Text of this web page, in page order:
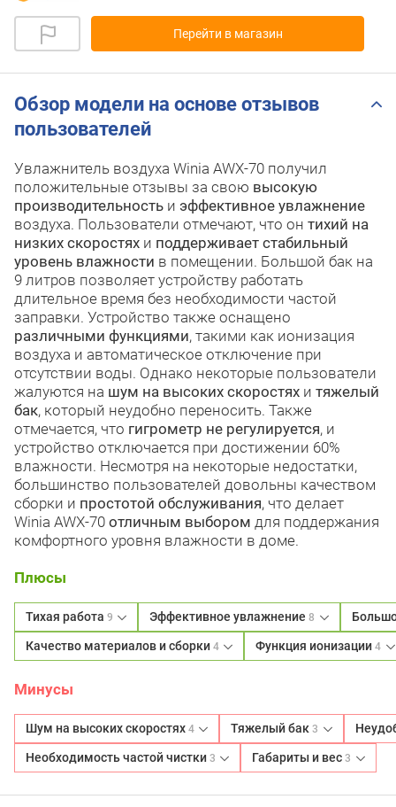
Перейти в магазин
Обзор модели на основе отзывов
пользователей
Увлажнитель воздуха Winia AWX-70 получил
положительные отзывы за свою высокую
производительность и эффективное увлажнение
воздуха. Пользователи отмечают, что он тихий на
низких скоростях и поддерживает стабильный
уровень влажности в помещении. Большой бак на
9 литров позволяет устройству работать
длительное время без необходимости частой
заправки. Устройство также оснащено
различными функциями, такими как ионизация
воздуха и автоматическое отключение при
отсутствии воды. Однако некоторые пользователи
жалуются на шум на высоких скоростях и тяжелый
бак, который неудобно переносить. Также
отмечается, что гигрометр не регулируется, и
устройство отключается при достижении 60%
влажности. Несмотря на некоторые недостатки,
большинство пользователей довольны качеством
сборки и простотой обслуживания, что делает
Winia AWX-70 отличным выбором для поддержания
комфортного уровня влажности в доме.
Плюсы
Тихая работа 9 Эффективное увлажнение8
Качество материалов и сборки 4 Функция ионизации4
Минусы
Шум на высоких скоростях 4 Тяжелый бак3
Необходимость частой чистки 3 Габариты и вес3